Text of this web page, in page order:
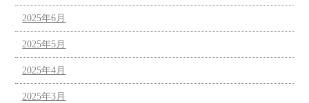
2025年6月
2025年5月
2025年4月
2025年3月